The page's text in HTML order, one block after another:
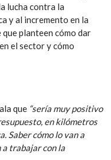
lucha contra la
y al incremento en la
planteen cómo dar
el sector y cómo
que “sería muy positivo
en kilómetros
Saber cómo lo van a
a trabajar con la